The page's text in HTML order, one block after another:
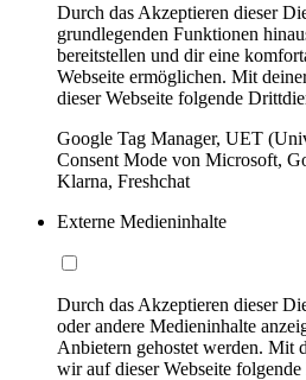
Durch das Akzeptieren dieser
grundlegenden Funktionen
bereitstellen und dir eine
Webseite ermöglichen. Mit
dieser Webseite folgende
Google Tag Manager, UET
Consent Mode von Microsoft,
Klarna, Freshchat
Externe Medieninhalte
Durch das Akzeptieren dieser
oder andere Medieninhalte
Anbietern gehostet werden. Mit
wir auf dieser Webseite